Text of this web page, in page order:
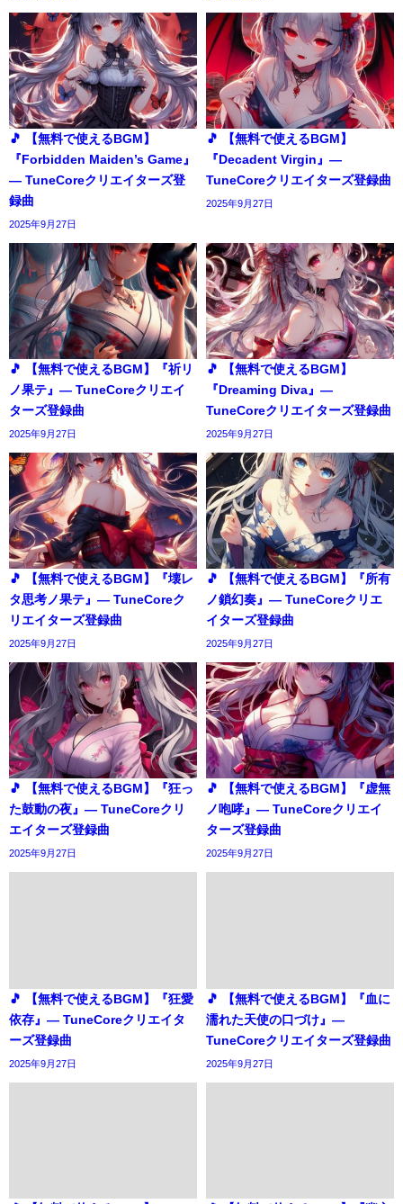
🎵 【無料で使えるBGM】
『Forbidden Maiden’s Game』
― TuneCoreクリエイターズ登
録曲
2025年9月27日
🎵 【無料で使えるBGM】
『Decadent Virgin』―
TuneCoreクリエイターズ登録曲
2025年9月27日
🎵 【無料で使えるBGM】『祈リ
ノ果テ』― TuneCoreクリエイ
ターズ登録曲
2025年9月27日
🎵 【無料で使えるBGM】
『Dreaming Diva』―
TuneCoreクリエイターズ登録曲
2025年9月27日
🎵 【無料で使えるBGM】『壊レ
タ思考ノ果テ』― TuneCoreク
リエイターズ登録曲
2025年9月27日
🎵 【無料で使えるBGM】『所有
ノ鎖幻奏』― TuneCoreクリエ
イターズ登録曲
2025年9月27日
🎵 【無料で使えるBGM】『狂っ
た鼓動の夜』― TuneCoreクリ
エイターズ登録曲
2025年9月27日
🎵 【無料で使えるBGM】『虚無
ノ咆哮』― TuneCoreクリエイ
ターズ登録曲
2025年9月27日
🎵 【無料で使えるBGM】『狂愛
依存』― TuneCoreクリエイタ
ーズ登録曲
2025年9月27日
🎵 【無料で使えるBGM】『血に
濡れた天使の口づけ』―
TuneCoreクリエイターズ登録曲
2025年9月27日